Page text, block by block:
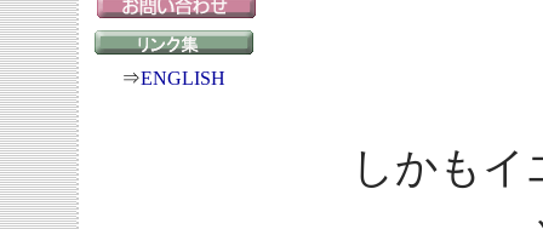
⇒ENGLISH
しかも